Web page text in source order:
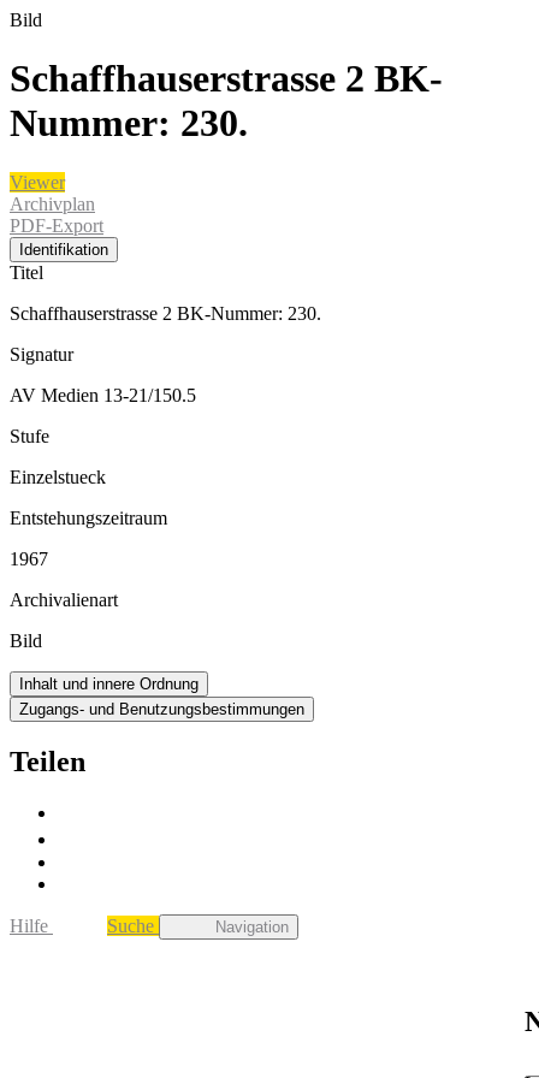
Bild
Schaffhauserstrasse 2 BK-
Nummer: 230.
Viewer
Archivplan
PDF-Export
Identifikation
Titel
Schaffhauserstrasse 2 BK-Nummer: 230.
Signatur
AV Medien 13-21/150.5
Stufe
Einzelstueck
Entstehungszeitraum
1967
Archivalienart
Bild
Inhalt und innere Ordnung
Zugangs- und Benutzungsbestimmungen
Teilen
Hilfe Suche Navigation